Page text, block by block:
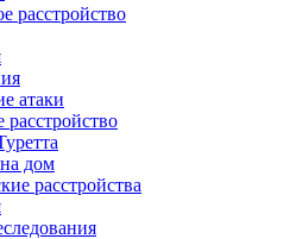
расстройство
атаки
дом
расстройства